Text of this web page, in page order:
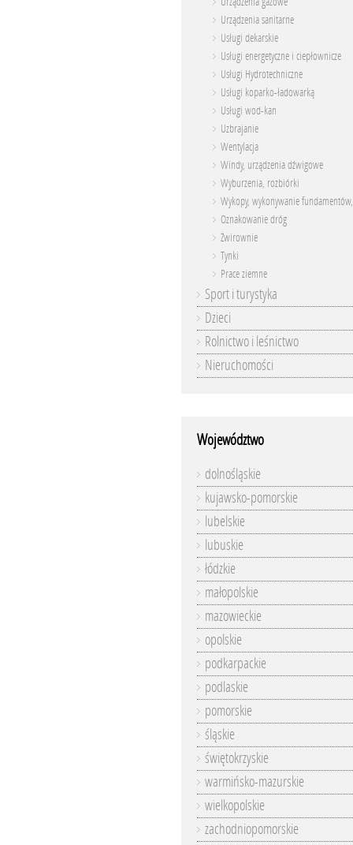
Urządzenia sanitarne
Usługi dekarskie
Usługi energetyczne i ciepłownicze
Usługi Hydrotechniczne
Usługi koparko-ładowarką
Usługi wod-kan
Uzbrajanie
Wentylacja
Windy, urządzenia dźwigowe
Wyburzenia, rozbiórki
Wykopy, wykonywanie
Oznakowanie dróg
Żwirownie
Tynki
Prace ziemne
Sport i turystyka
Dzieci
Rolnictwo i leśnictwo
Nieruchomości
Województwo
dolnośląskie
kujawsko-pomorskie
lubelskie
lubuskie
łódzkie
małopolskie
mazowieckie
opolskie
podkarpackie
podlaskie
pomorskie
śląskie
świętokrzyskie
warmińsko-mazurskie
wielkopolskie
zachodniopomorskie